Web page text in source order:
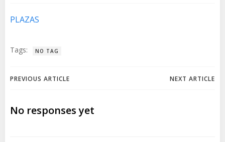
PLAZAS
Tags: NO TAG
Navegación
de
PREVIOUS ARTICLE
Navegación
NEXT ARTICLE
No responses yet